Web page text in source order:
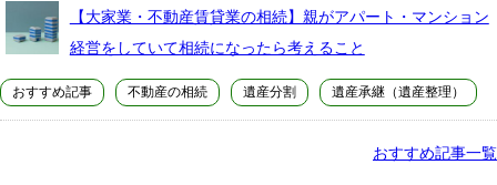
【大家業・不動産賃貸業の相続】親がアパート・マンション
経営をしていて相続になったら考えること
おすすめ記事 不動産の相続 遺産分割 遺産承継（遺産整理）
おすすめ記事一覧